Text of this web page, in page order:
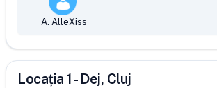
A. AlleXiss
Locația 1 - Dej, Cluj